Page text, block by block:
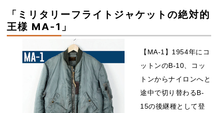
「ミリタリーフライトジャケットの絶対的
王様 MA-1」
【MA-1】1954年にコ
ットンのB-10、コッ
トンからナイロンへと
途中で切り替わるB-
15の後継種として登